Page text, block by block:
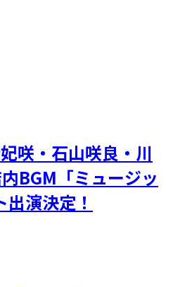
咲・石山咲良・川
BGM「ミュージッ
演決定！